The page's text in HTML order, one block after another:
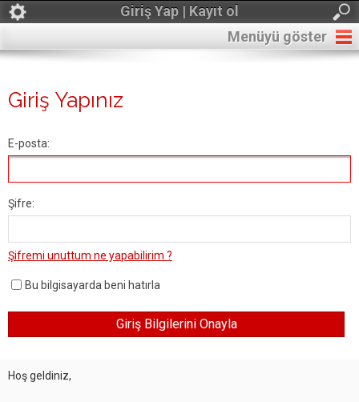
Giriş Yap | Kayıt ol
Menüyü göster
Giriş Yapınız
E-posta:
Şifre:
Şifremi unuttum ne yapabilirim ?
Bu bilgisayarda beni hatırla
Hoş geldiniz,